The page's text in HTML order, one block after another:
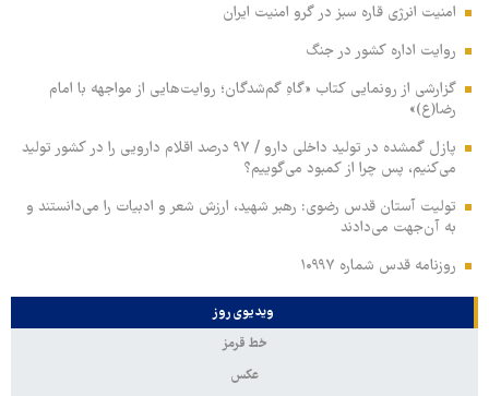
امنیت انرژی قاره سبز در گرو امنیت ایران
روایت اداره کشور در جنگ
گزارشی از رونمایی کتاب «گاهِ گم‌شدگان؛ روایت‌هایی از مواجهه با امام
رضا(ع)»
پازل گمشده در تولید داخلی دارو / ۹۷ درصد اقلام دارویی را در کشور تولید
می‌کنیم، پس چرا از کمبود می‌گوییم؟
تولیت آستان قدس رضوی: رهبر شهید، ارزش شعر و ادبیات را می‌دانستند و
به آن‌جهت می‌دادند
روزنامه قدس شماره ۱۰۹۹۷
ویدیوی روز
خط قرمز
عکس